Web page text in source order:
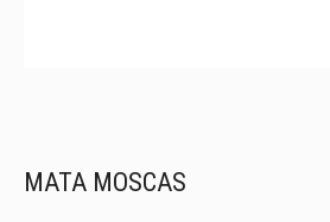
MATA MOSCAS